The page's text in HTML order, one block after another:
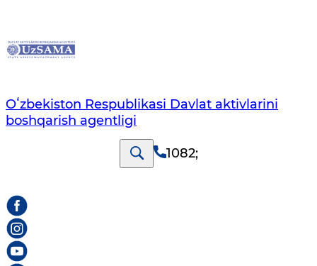
Oʻzbekiston Respublikasi Davlat aktivlarini
boshqarish agentligi
1082;